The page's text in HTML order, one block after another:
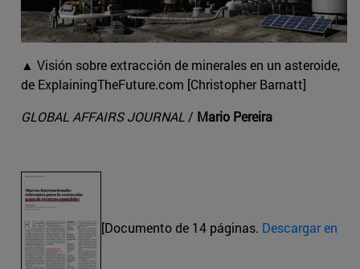
▲ Visión sobre extracción de minerales en un asteroide,
de ExplainingTheFuture.com [Christopher Barnatt]
GLOBAL AFFAIRS JOURNAL / Mario Pereira
[Documento de 14 páginas. Descargar en